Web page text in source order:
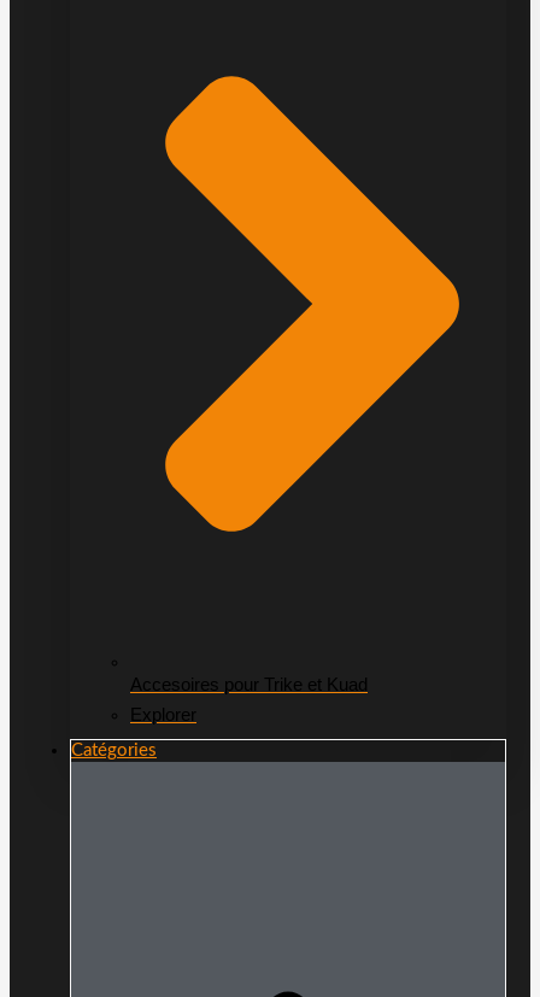
Accesoires pour Trike et Kuad
Explorer
Catégories